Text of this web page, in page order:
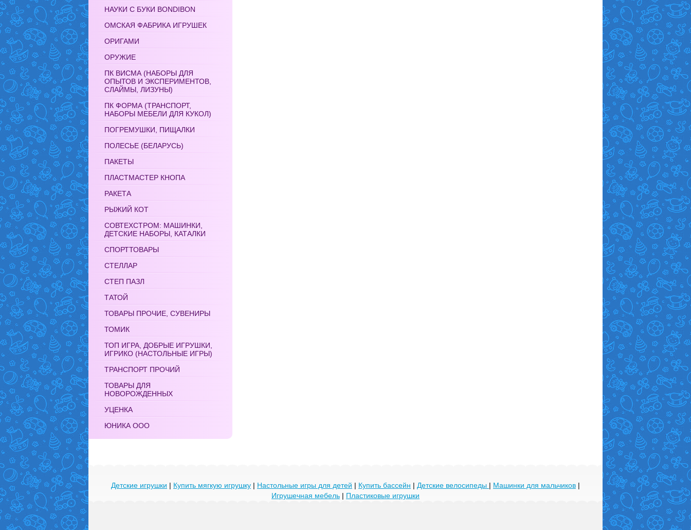
НАУКИ С БУКИ BONDIBON
ОМСКАЯ ФАБРИКА ИГРУШЕК
ОРИГАМИ
ОРУЖИЕ
ПК ВИСМА (НАБОРЫ ДЛЯ
ОПЫТОВ И ЭКСПЕРИМЕНТОВ,
СЛАЙМЫ, ЛИЗУНЫ)
ПК ФОРМА (ТРАНСПОРТ,
НАБОРЫ МЕБЕЛИ ДЛЯ КУКОЛ)
ПОГРЕМУШКИ, ПИЩАЛКИ
ПОЛЕСЬЕ (БЕЛАРУСЬ)
ПАКЕТЫ
ПЛАСТМАСТЕР КНОПА
РАКЕТА
РЫЖИЙ КОТ
СОВТЕХСТРОМ: МАШИНКИ,
ДЕТСКИЕ НАБОРЫ, КАТАЛКИ
СПОРТТОВАРЫ
СТЕЛЛАР
СТЕП ПАЗЛ
ТАТОЙ
ТОВАРЫ ПРОЧИЕ, СУВЕНИРЫ
ТОМИК
ТОП ИГРА, ДОБРЫЕ ИГРУШКИ,
ИГРИКО (НАСТОЛЬНЫЕ ИГРЫ)
ТРАНСПОРТ ПРОЧИЙ
ТОВАРЫ ДЛЯ
НОВОРОЖДЕННЫХ
УЦЕНКА
ЮНИКА ООО
Детские игрушки | Купить мягкую игрушку | Настольные игры для детей | Купить бассейн | Детские велосипеды | Машинки для мальчиков |
Игрушечная мебель | Пластиковые игрушки